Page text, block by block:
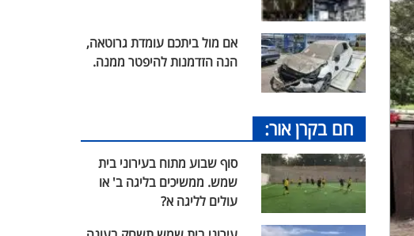
אם מול ביתכם עומדת גרוטאה,
הנה הזדמנות להיפטר ממנה.
חם בקרן אור:
סוף שבוע מתוח בעירוני בית
שמש. ממשיכים בליגה ב' או
עולים לליגה א?